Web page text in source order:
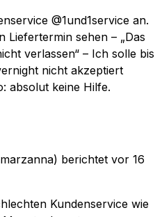
@1und1service an.
Liefertermin sehen – „Das
verlassen“ – Ich solle bis
nicht akzeptiert
absolut keine Hilfe.
berichtet vor 16
Kundenservice wie